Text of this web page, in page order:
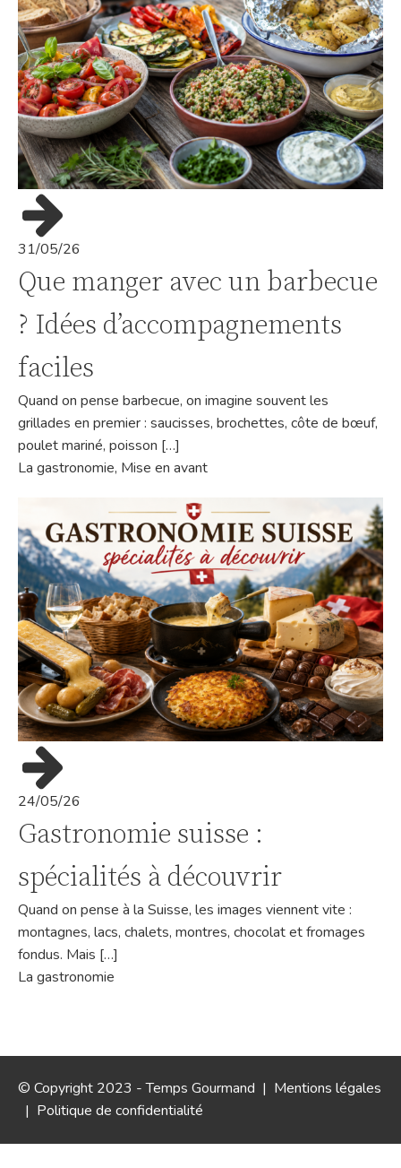
31/05/26
Que manger avec un barbecue
? Idées d’accompagnements
faciles
Quand on pense barbecue, on imagine souvent les
grillades en premier : saucisses, brochettes, côte de bœuf,
poulet mariné, poisson […]
La gastronomie, Mise en avant
24/05/26
Gastronomie suisse :
spécialités à découvrir
Quand on pense à la Suisse, les images viennent vite :
montagnes, lacs, chalets, montres, chocolat et fromages
fondus. Mais […]
La gastronomie
© Copyright 2023 - Temps Gourmand | Mentions légales
| Politique de confidentialité